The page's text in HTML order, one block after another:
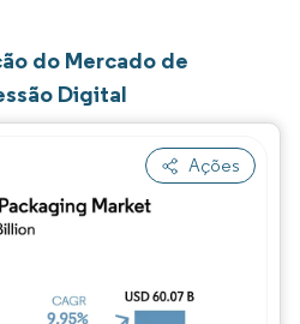
do Mercado de
Digital
Ações